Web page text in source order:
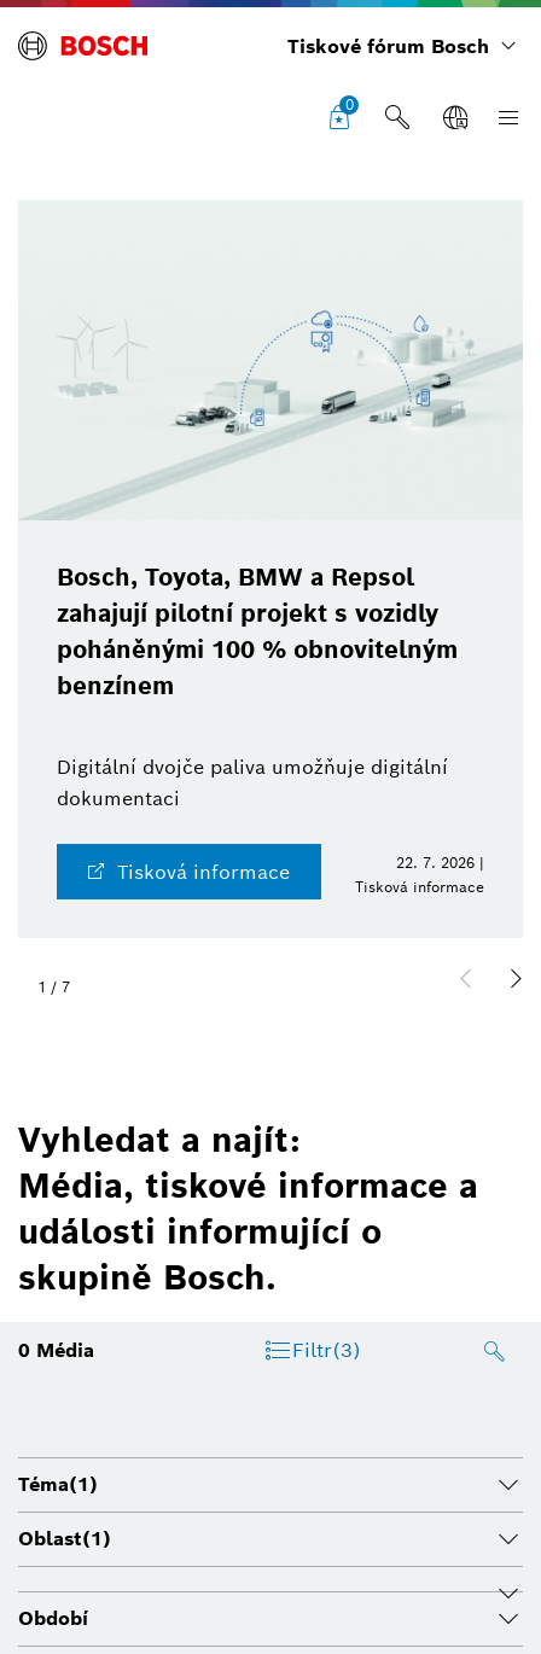
Tiskové fórum Bosch
0
Bosch, Toyota, BMW a Repsol
zahajují pilotní projekt s vozidly
poháněnými 100 % obnovitelným
benzínem
Digitální dvojče paliva umožňuje digitální
dokumentaci
Tisková informace
22. 7. 2026 |
Tisková informace
1 / 7
Vyhledat a najít:
Média, tiskové informace a
události informující o
skupině Bosch.
0 Média Filtr(3)
Téma(1)
Oblast(1)
Období